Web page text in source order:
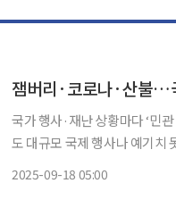
◀
국가 행사·재난 상황마다 ‘민
도 대규모 국제 행사나 예기치 못한 재난이 발생할 때마다 가장 먼저 발 빠르게 움직인 것은 기
2025-09-18 05:00